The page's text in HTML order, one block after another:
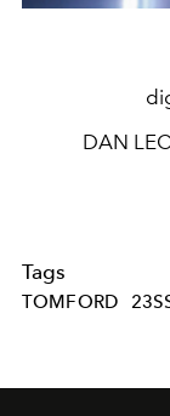
DAN
Tags
TOMFORD